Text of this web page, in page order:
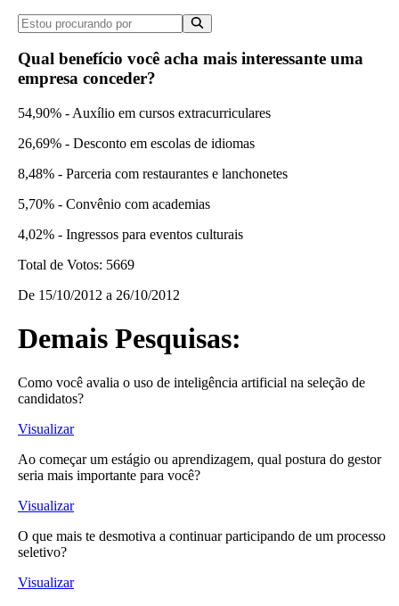
Qual benefício você acha mais interessante uma
empresa conceder?
54,90% - Auxílio em cursos extracurriculares
26,69% - Desconto em escolas de idiomas
8,48% - Parceria com restaurantes e lanchonetes
5,70% - Convênio com academias
4,02% - Ingressos para eventos culturais
Total de Votos: 5669
De 15/10/2012 a 26/10/2012
Demais Pesquisas:
Como você avalia o uso de inteligência artificial na seleção de
candidatos?
Visualizar
Ao começar um estágio ou aprendizagem, qual postura do gestor
seria mais importante para você?
Visualizar
O que mais te desmotiva a continuar participando de um processo
seletivo?
Visualizar